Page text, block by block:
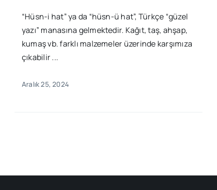
“Hüsn-i hat” ya da “hüsn-ü hat”, Türkçe “güzel
yazı” manasına gelmektedir. Kağıt, taş, ahşap,
kumaş vb. farklı malzemeler üzerinde karşımıza
çıkabilir ...
Aralık 25, 2024